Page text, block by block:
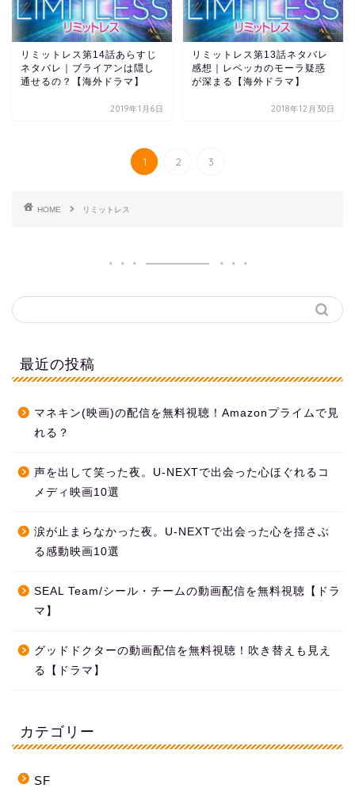
リミットレス第14話あらすじ
ネタバレ｜ブライアンは隠し
通せるの？【海外ドラマ】
2019年1月6日
リミットレス第13話ネタバレ
感想｜レベッカのモーラ疑惑
が深まる【海外ドラマ】
2018年12月30日
1 2 3
HOME リミットレス
最近の投稿
マネキン(映画)の配信を無料視聴！Amazonプライムで見
れる？
声を出して笑った夜。U-NEXTで出会った心ほぐれるコ
メディ映画10選
涙が止まらなかった夜。U-NEXTで出会った心を揺さぶ
る感動映画10選
SEAL Team/シール・チームの動画配信を無料視聴【ドラ
マ】
グッドドクターの動画配信を無料視聴！吹き替えも見え
る【ドラマ】
カテゴリー
SF